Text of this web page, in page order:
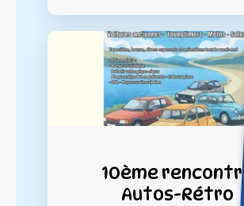
10ème rencontre
Autos-Rétro